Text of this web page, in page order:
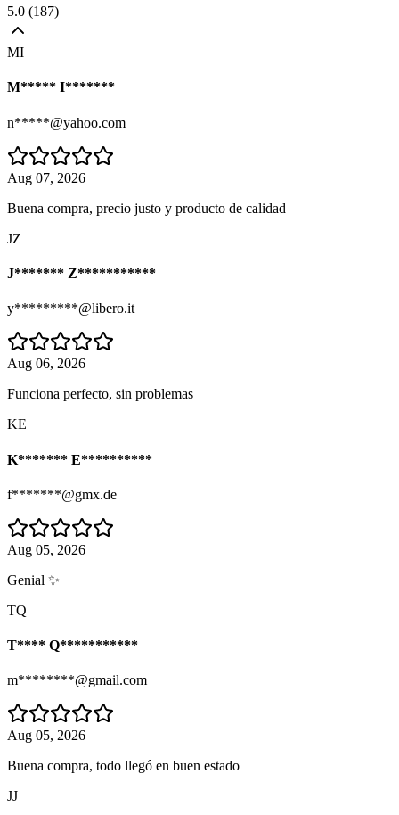
5.0 (187)
MI
M***** I*******
n*****@yahoo.com
Aug 07, 2026
Buena compra, precio justo y producto de calidad
JZ
J******* Z***********
y*********@libero.it
Aug 06, 2026
Funciona perfecto, sin problemas
KE
K******* E**********
f*******@gmx.de
Aug 05, 2026
Genial ✨
TQ
T**** Q***********
m********@gmail.com
Aug 05, 2026
Buena compra, todo llegó en buen estado
JJ